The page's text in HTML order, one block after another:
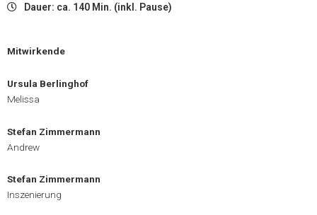
Dauer: ca. 140 Min. (inkl. Pause)
Mitwirkende
Ursula Berlinghof
Melissa
Stefan Zimmermann
Andrew
Stefan Zimmermann
Inszenierung